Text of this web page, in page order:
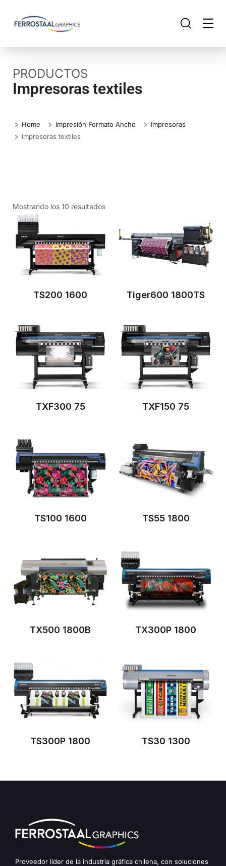
PRODUCTOS
Impresoras textiles
Home Impresión Formato Ancho
Impresoras
Impresoras textiles
Mostrando los 10 resultados
TS200 1600 Tiger600 1800TS
TXF300 75 TXF150 75
TS100 1600 TS55 1800
TX500 1800B TX300P 1800
TS300P 1800 TS30 1300
Proveedor líder de la industria gráfica chilena, con soluciones